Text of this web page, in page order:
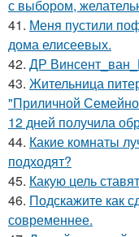
с выбором,
41. Меня пустили
дома елисеевых.
42. ДР
43. Жительница
"Приличной
12 дней получила
44. Какие комнаты
подходят?
45. Какую цель
46. Подскажите как
современнее.